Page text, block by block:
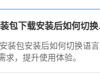
装包安装后如何切换语
求，提升使用体验。